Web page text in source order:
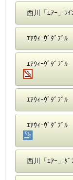
西川「ｴｱｰ」ﾂ
ｴｱｳｨｰｳﾞﾀﾞﾌﾞ
ｴｱｳｨｰｳﾞﾀﾞﾌﾞ
ｴｱｳｨｰｳﾞﾀﾞﾌﾞ
ｴｱｳｨｰｳﾞﾀﾞﾌﾞ
西川「ｴｱｰ」ﾀ